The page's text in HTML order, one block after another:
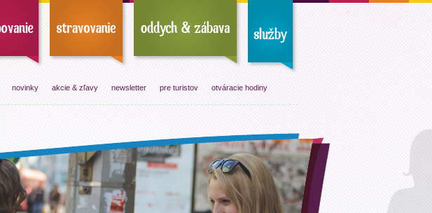
novinky akcie & zľavy newsletter pre turistov otváracie hodiny